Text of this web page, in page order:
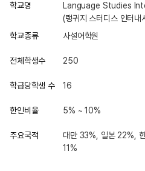
학교명
Language Studies
(랭귀지 스터디스 인터내
학교종류
사설어학원
전체학생수 250
학급당학생 수 16
한인비율 5% ~ 10%
주요국적
대만 33%, 일본 22%,
11%